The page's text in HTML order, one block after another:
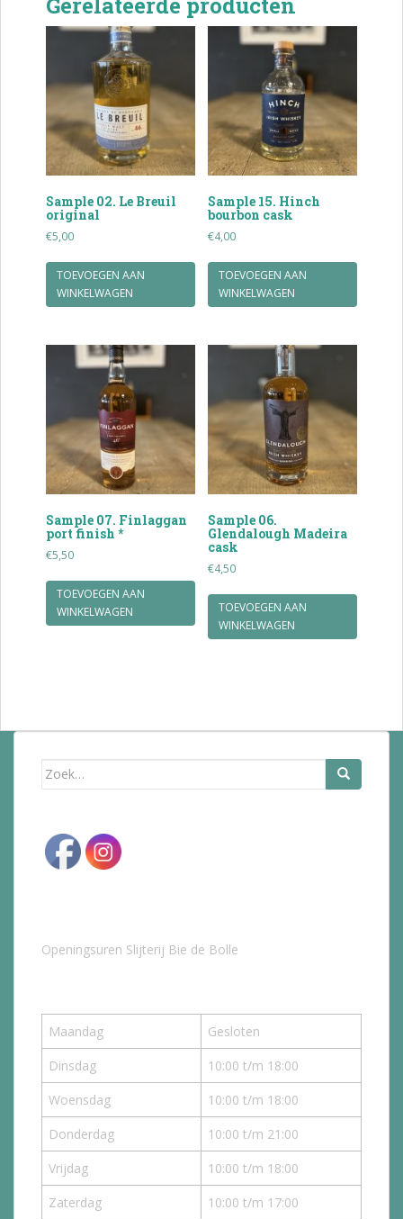
Sample 02. Le Breuil
original
€5,00
TOEVOEGEN AAN
WINKELWAGEN
Sample 15. Hinch
bourbon cask
€4,00
TOEVOEGEN AAN
WINKELWAGEN
Sample 07. Finlaggan
port finish *
€5,50
TOEVOEGEN AAN
WINKELWAGEN
Sample 06.
Glendalough Madeira
cask
€4,50
TOEVOEGEN AAN
WINKELWAGEN
Zoek
Openingsuren Slijterij Bie de Bolle
Maandag
Gesloten
Dinsdag
10:00 t/m 18:00
Woensdag
10:00 t/m 18:00
Donderdag
10:00 t/m 21:00
Vrijdag
10:00 t/m 18:00
Zaterdag
10:00 t/m 17:00